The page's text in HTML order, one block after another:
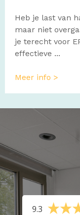
Heb je last van
maar niet
je terecht voor
effectieve ...
Meer info >
9.3